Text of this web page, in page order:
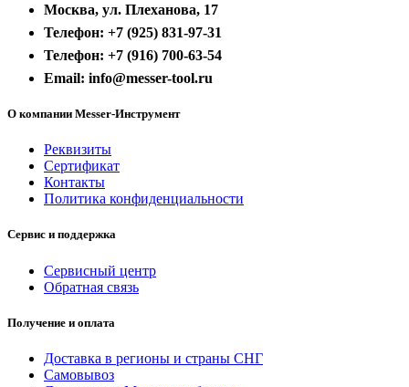
Москва, ул. Плеханова, 17
Телефон: +7 (925) 831-97-31
Телефон: +7 (916) 700-63-54
Email: info@messer-tool.ru
О компании Messer-Инструмент
Реквизиты
Сертификат
Контакты
Политика конфиденциальности
Сервис и поддержка
Сервисный центр
Обратная связь
Получение и оплата
Доставка в регионы и страны СНГ
Самовывоз